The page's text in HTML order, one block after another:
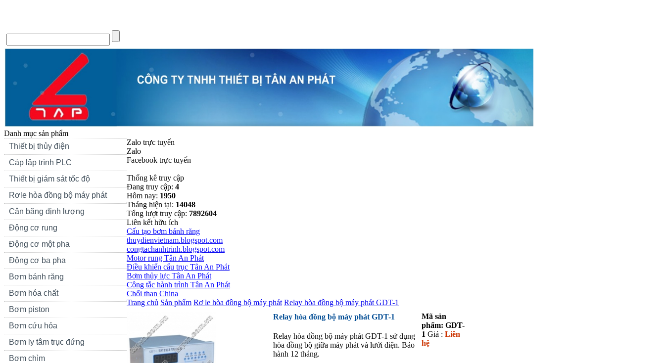
Danh mục sản phẩm
Thiết bị thủy điện
Cáp lập trình PLC
Thiết bị giám sát tốc độ
Rơle hòa đồng bộ máy phát
Cân băng định lượng
Động cơ rung
Động cơ một pha
Động cơ ba pha
Bơm bánh răng
Bơm hóa chất
Bơm piston
Bơm cứu hỏa
Bơm ly tâm trục đứng
Bơm chìm
Zalo trực tuyến
Zalo
Facebook trực tuyến
Thống kê truy cập
Đang truy cập: 4
Hôm nay: 1950
Tháng hiện tại: 14048
Tổng lượt truy cập: 7892604
Liên kết hữu ích
Cấu tạo bơm bánh răng
thuydienvietnam.blogspot.com
congtachanhtrinh.blogspot.com
Motor rung Tân An Phát
Điều khiển cẩu trục Tân An Phát
Bơm thủy lực Tân An Phát
Công tắc hành trình Tân An Phát
Chổi than China
Trang chủ Sản phẩm Rơ le hòa đồng bộ máy phát Relay hòa đồng bộ máy phát GDT-1
Relay hòa đồng bộ máy phát GDT-1
Relay hòa đồng bộ máy phát GDT-1 sử dụng
hòa đồng bộ giữa máy phát và lưới điện. Bảo
hành 12 tháng.
Mã sản
phẩm: GDT-
1 Giá : Liên
hệ